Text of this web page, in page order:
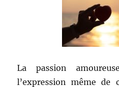
La passion
l’expression même de